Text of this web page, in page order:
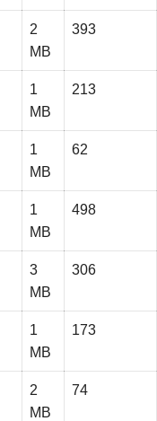
2
MB
393
1
MB
213
1
MB
62
1
MB
498
3
MB
306
1
MB
173
2
MB
74